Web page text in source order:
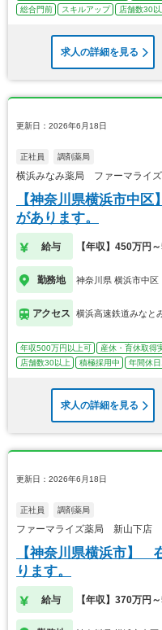
総合門前
スキルアップ 店舗数30
求人の詳細を見る
更新日：2026年6月18日
正社員 調剤薬局
横浜みなみ薬局 ファーマライ
【神奈川県横浜市中
があります。
給与 【年収】450万円
勤務地 神奈川県 横浜市中区
アクセス 横浜高速鉄道みなと
年収500万円以上可 産休・育休取得
店舗数30以上
積極採用中 年間休
求人の詳細を見る
更新日：2026年6月18日
正社員 調剤薬局
ファーマライズ薬局 新山下店
【神奈川県横浜市】
ります。
給与 【年収】370万円